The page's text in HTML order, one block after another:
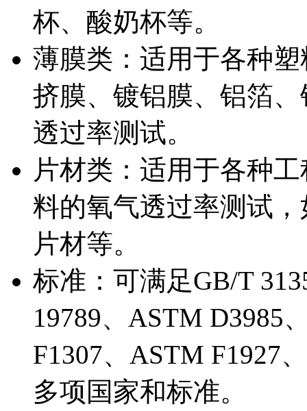
杯、酸奶杯等。
薄膜类：适用于各种
挤膜、镀铝膜、铝箔
透过率测试。
片材类：适用于各种
料的氧气透过率测试
片材等。
标准：可满足GB/T
19789、ASTM D3985
F1307、ASTM F1927
多项国家和标准。